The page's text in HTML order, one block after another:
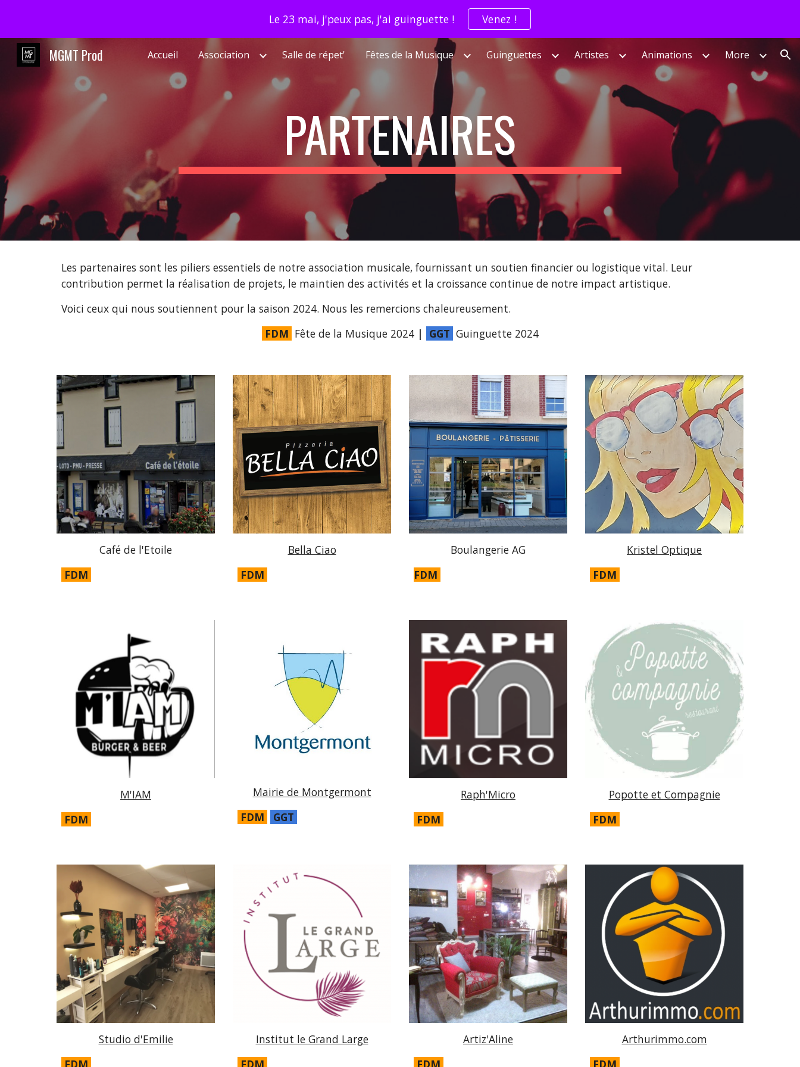
Skip to main content Skip to navigation
Le 23 mai, j'peux pas, j'ai guinguette ! Venez !
MGMT Prod Accueil Association Salle de répet' Fêtes de la Musique Guinguettes Artistes Animations More
PARTENAIRES
Les partenaires sont les piliers essentiels de notre association musicale, fournissant un soutien financier ou logistique vital. Leur
contribution permet la réalisation de projets, le maintien des activités et la croissance continue de notre impact artistique.
Voici ceux qui nous soutiennent pour la saison 2024. Nous les remercions chaleureusement.
FDM Fête de la Musique 2024 | GGT Guinguette 2024
Café de l'Etoile
FDM
Bella Ciao
FDM
Boulangerie AG
FDM
Kristel Optique
FDM
M'IAM
FDM
Mairie de Montgermont
FDM
GGT
Raph'Micro
FDM
Popotte et Compagnie
FDM
Studio d'Emilie
Institut le Grand Large
Artiz'Aline
Arthurimmo.com